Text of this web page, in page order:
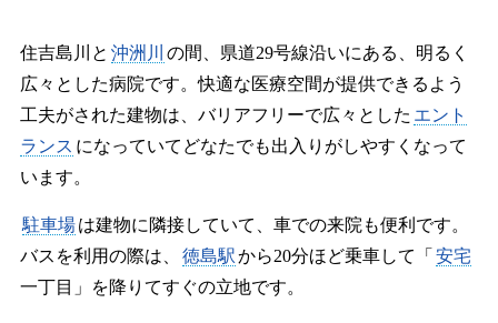
住吉島川と 沖洲川
の間、県道29号線沿いにある、明るく
広々とした病院です。快適な医療空間が提供できるよう
工夫がされた建物は、バリアフリーで広々とした エント
ランス になっていてどなたでも出入りがしやすくなって
います。
駐車場は建物に隣接していて、車での来院も便利です。
バスを利用の際は、
徳島駅から20分ほど乗車して「 安宅
一丁目」を降りてすぐの立地です。